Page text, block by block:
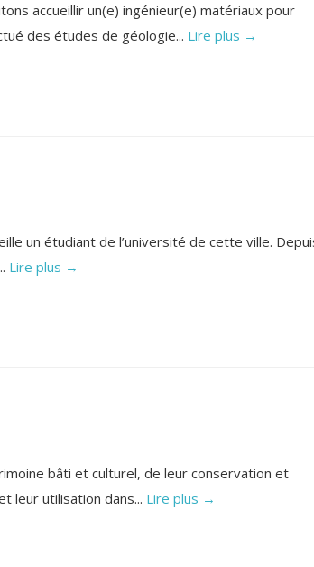
accueillir un(e) ingénieur(e) matériaux pour
des études de géologie... Lire plus →
un étudiant de l’université de cette ville.
Lire plus →
bâti et culturel, de leur conservation et
leur utilisation dans... Lire plus →